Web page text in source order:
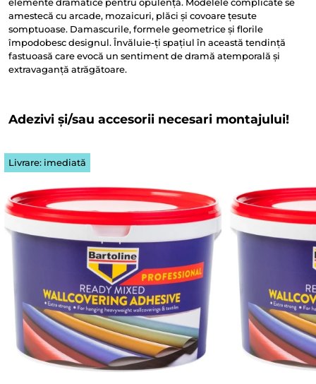
elemente dramatice pentru opulență. Modelele complicate se
amestecă cu arcade, mozaicuri, plăci și covoare țesute
somptuoase. Damascurile, formele geometrice și florile
împodobesc designul. Învăluie-ți spațiul în această tendință
fastuoasă care evocă un sentiment de dramă atemporală și
extravaganță atrăgătoare.
Adezivi și/sau accesorii necesari montajului!
Livrare: imediată